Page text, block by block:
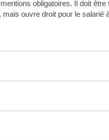
obligatoires. Il doit
, mais ouvre droit pour le salarié